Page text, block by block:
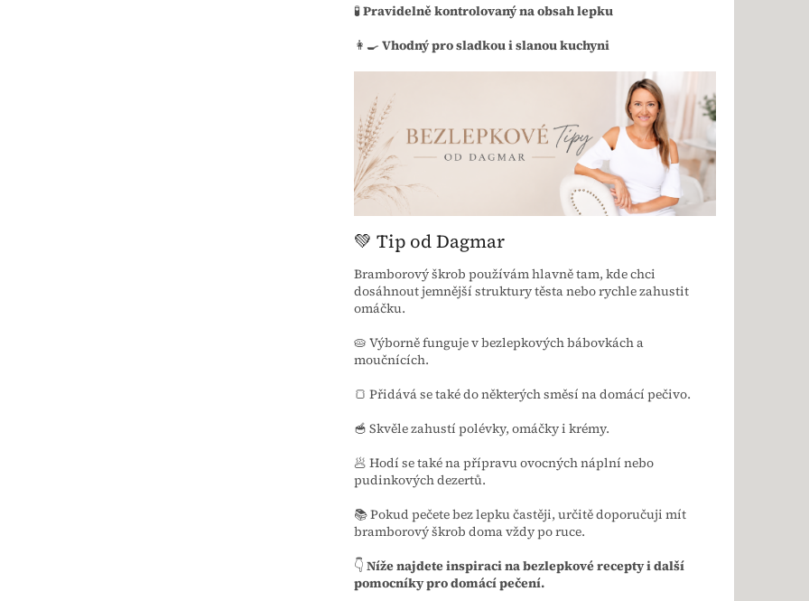
🧪 Pravidelně kontrolovaný na obsah lepku
👩‍🍳 Vhodný pro sladkou i slanou kuchyni
💚 Tip od Dagmar
Bramborový škrob používám hlavně tam, kde chci
dosáhnout jemnější struktury těsta nebo rychle zahustit
omáčku.
🥧 Výborně funguje v bezlepkových bábovkách a
moučnících.
🍞 Přidává se také do některých směsí na domácí pečivo.
🥣 Skvěle zahustí polévky, omáčky i krémy.
🥟 Hodí se také na přípravu ovocných náplní nebo
pudinkových dezertů.
📚 Pokud pečete bez lepku častěji, určitě doporučuji mít
bramborový škrob doma vždy po ruce.
👇 Níže najdete inspiraci na bezlepkové recepty i další
pomocníky pro domácí pečení.